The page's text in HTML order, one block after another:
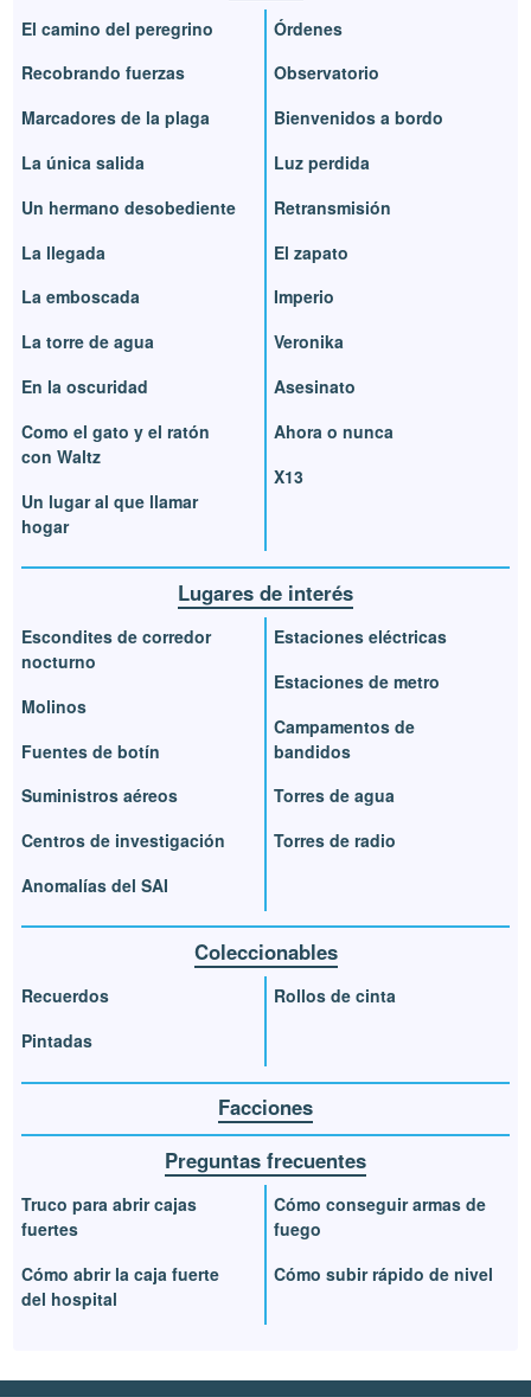
El camino del peregrino
Recobrando fuerzas
Marcadores de la plaga
La única salida
Un hermano desobediente
La llegada
La emboscada
La torre de agua
En la oscuridad
Como el gato y el ratón
con Waltz
Un lugar al que llamar
hogar
Órdenes
Observatorio
Bienvenidos a bordo
Luz perdida
Retransmisión
El zapato
Imperio
Veronika
Asesinato
Ahora o nunca
X13
Lugares de interés
Escondites de corredor
nocturno
Molinos
Fuentes de botín
Suministros aéreos
Centros de investigación
Anomalías del SAI
Estaciones eléctricas
Estaciones de metro
Campamentos de
bandidos
Torres de agua
Torres de radio
Coleccionables
Recuerdos
Pintadas
Rollos de cinta
Facciones
Preguntas frecuentes
Truco para abrir cajas
fuertes
Cómo abrir la caja fuerte
del hospital
Cómo conseguir armas de
fuego
Cómo subir rápido de nivel